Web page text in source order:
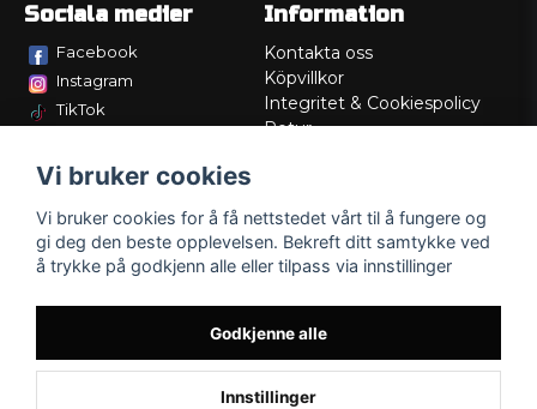
Sociala medier
Facebook
Instagram
TikTok
Information
Kontakta oss
Köpvillkor
Integritet & Cookiespolicy
Retur
Lådritning
Om oss
Vi bruker cookies
Vi bruker cookies for å få nettstedet vårt til å fungere og
gi deg den beste opplevelsen. Bekreft ditt samtykke ved
å trykke på godkjenn alle eller tilpass via innstillinger
Godkjenne alle
Innstillinger